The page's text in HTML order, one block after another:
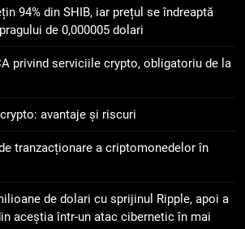
puțin de 24 de ore
Banii digitali și arhitectura
încrederii: O nouă viziune asupra
WhiteBIT și FC Barcelona
pentru a stimula implicarea
fanilor și inovarea în domeniul
STIRI
94% din SHIB, iar prețul se îndreaptă
de 0,000005 dolari
privind serviciile crypto, obligatoriu de la
avantaje și riscuri
tranzacționare a criptomonedelor în
de dolari cu sprijinul Ripple, apoi a
aceștia într-un atac cibernetic în mai